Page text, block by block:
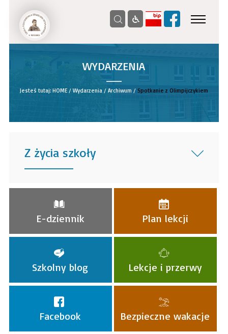
WYDARZENIA
__
Jesteś tutaj: HOME/ Wydarzenia/ Archiwum / Spotkanie z Olimpijczykiem
Z życia szkoły
______
E-dziennik Plan lekcji
Szkolny blog Lekcje i przerwy
Facebook Bezpieczne wakacje